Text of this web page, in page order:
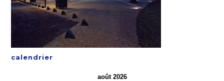
calendrier
août 2026